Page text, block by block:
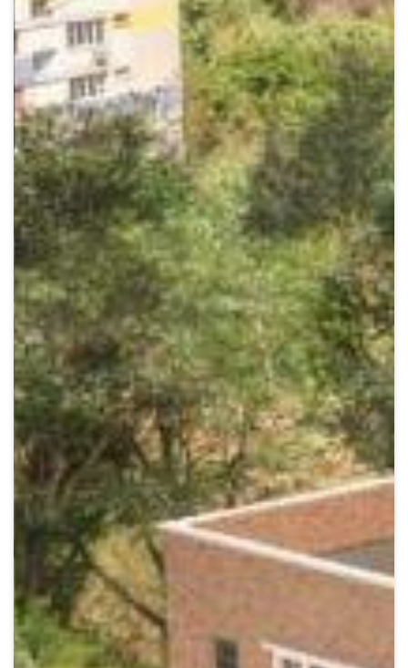
BROKERI
Crypto
Digital payments
TERMENUL ZILEI
Sustainability